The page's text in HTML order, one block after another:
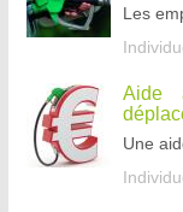
Aide